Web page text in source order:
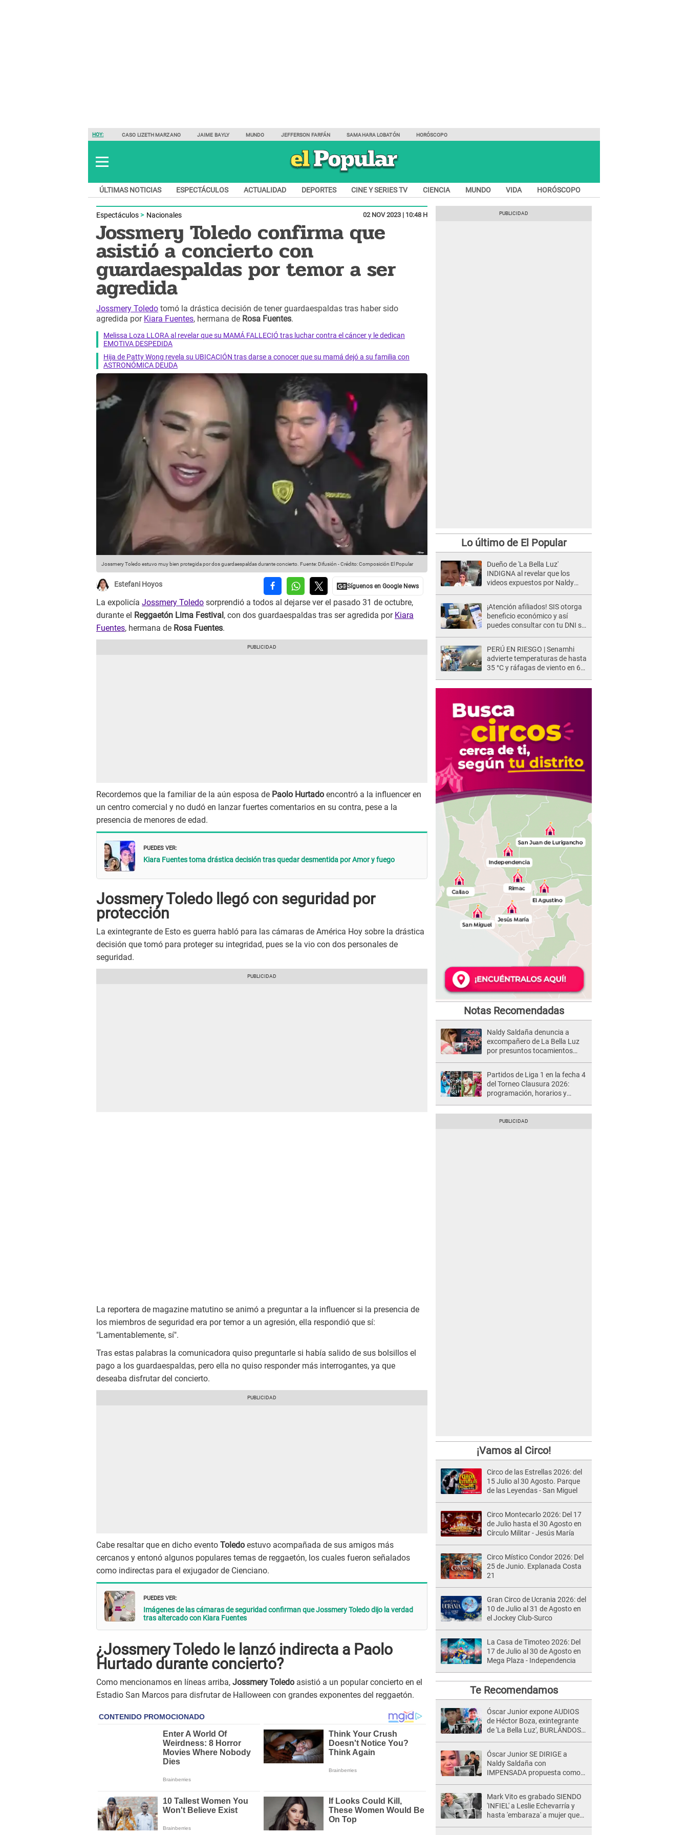
HOY: CASO LIZETH MARZANO JAIME BAYLY MUNDO JEFFERSON FARFÁN SAMAHARA LOBATÓN HORÓSCOPO
ÚLTIMAS NOTICIAS ESPECTÁCULOS ACTUALIDAD DEPORTES CINE Y SERIES TV CIENCIA MUNDO VIDA HORÓSCOPO
Espectáculos Nacionales 02 NOV 2023 | 10:48 H
Jossmery Toledo confirma que
asistió a concierto con
guardaespaldas por temor a ser
agredida
Jossmery Toledo tomó la drástica decisión de tener guardaespaldas tras haber sido
agredida por Kiara Fuentes, hermana de Rosa Fuentes.
Melissa Loza LLORA al revelar que su MAMÁ FALLECIÓ tras luchar contra el cáncer y le dedican
EMOTIVA DESPEDIDA
Hija de Patty Wong revela su UBICACIÓN tras darse a conocer que su mamá dejó a su familia con
ASTRONÓMICA DEUDA
Jossmery Toledo estuvo muy bien protegida por dos guardaespaldas durante concierto. Fuente: Difusión -Crédito: Composición El Popular
Estefani Hoyos
La expolicía Jossmery Toledo sorprendió a todos al dejarse ver el pasado 31 de octubre,
durante el Reggaetón Lima Festival , con dos guardaespaldas tras ser agredida por Kiara
Fuentes, hermana de Rosa Fuentes.
Recordemos que la familiar de la aún esposa de Paolo Hurtado encontró a la influencer en
un centro comercial y no dudó en lanzar fuertes comentarios en su contra, pese a la
presencia de menores de edad.
PUEDES VER:
Kiara Fuentes toma drástica decisión tras quedar desmentida por Amor y fuego
Jossmery Toledo llegó con seguridad por
protección
La exintegrante de Esto es guerra habló para las cámaras de América Hoy sobre la drástica
decisión que tomó para proteger su integridad, pues se la vio con dos personales de
seguridad.
La reportera de magazine matutino se animó a preguntar a la influencer si la presencia de
los miembros de seguridad era por temor a un agresión, ella respondió que sí:
"Lamentablemente, sí".
Tras estas palabras la comunicadora quiso preguntarle si había salido de sus bolsillos el
pago a los guardaespaldas, pero ella no quiso responder más interrogantes, ya que
deseaba disfrutar del concierto.
Cabe resaltar que en dicho evento Toledo estuvo acompañada de sus amigos más
cercanos y entonó algunos populares temas de reggaetón, los cuales fueron señalados
como indirectas para el exjugador de Cienciano.
PUEDES VER:
Imágenes de las cámaras de seguridad confirman que Jossmery Toledo dijo la verdad
tras altercado con Kiara Fuentes
¿Jossmery Toledo le lanzó indirecta a Paolo
Hurtado durante concierto?
Como mencionamos en líneas arriba, Jossmery Toledo asistió a un popular concierto en el
Estadio San Marcos para disfrutar de Halloween con grandes exponentes del reggaetón.
Lo último de El Popular
Dueño de 'La Bella Luz'
INDIGNA al revelar que los
videos expuestos por Naldy
¡Atención afiliados! SIS otorga
beneficio económico y así
puedes consultar con tu DNI si
PERÚ EN RIESGO | Senamhi
advierte temperaturas de hasta
35 °C y ráfagas de viento en 6
Notas Recomendadas
Naldy Saldaña denuncia a
excompañero de La Bella Luz
por presuntos tocamientos
Partidos de Liga 1 en la fecha 4
del Torneo Clausura 2026:
programación, horarios y
¡Vamos al Circo!
Circo de las Estrellas 2026: del
15 Julio al 30 Agosto. Parque
de las Leyendas - San Miguel
Circo Montecarlo 2026: Del 17
de Julio hasta el 30 Agosto en
Círculo Militar - Jesús María
Circo Místico Condor 2026: Del
25 de Junio. Explanada Costa
21
Gran Circo de Ucrania 2026: del
10 de Julio al 31 de Agosto en
el Jockey Club-Surco
La Casa de Timoteo 2026: Del
17 de Julio al 30 de Agosto en
Mega Plaza - Independencia
Te Recomendamos
Óscar Junior expone AUDIOS
de Héctor Boza, exintegrante
de 'La Bella Luz', BURLÁNDOSE
de maltrato: "Grábame..."
Óscar Junior SE DIRIGE a
Naldy Saldaña con
IMPENSADA propuesta como
Mark Vito es grabado SIENDO
'INFIEL' a Leslie Echevarría y
hasta 'embaraza' a mujer que